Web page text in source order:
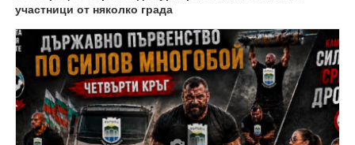
участници от няколко града